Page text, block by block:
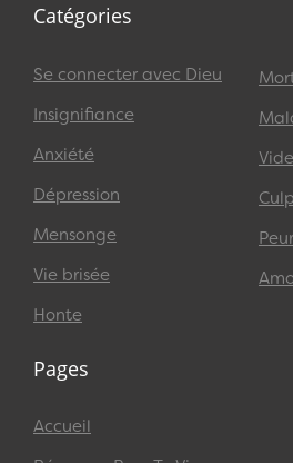
Catégories
Se connecter avec Dieu
Insignifiance
Anxiété
Dépression
Mensonge
Vie brisée
Honte
Pages
Accueil